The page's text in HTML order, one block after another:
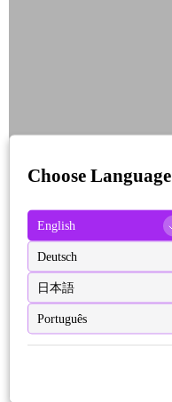
Choose Language
English
Deutsch
日本語
Português